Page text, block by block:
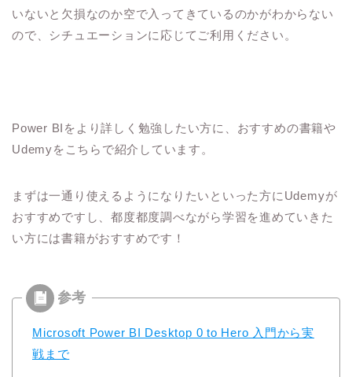
いないと欠損なのか空で入ってきているのかがわからない
ので、シチュエーションに応じてご利用ください。
Power BIをより詳しく勉強したい方に、おすすめの書籍や
Udemyをこちらで紹介しています。
まずは一通り使えるようになりたいといった方にUdemyが
おすすめですし、都度都度調べながら学習を進めていきた
い方には書籍がおすすめです！
Microsoft Power BI Desktop 0 to Hero 入門から実
戦まで